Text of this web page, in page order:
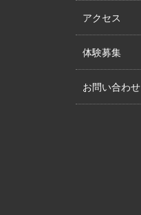
アクセス
体験募集
お問い合わせ